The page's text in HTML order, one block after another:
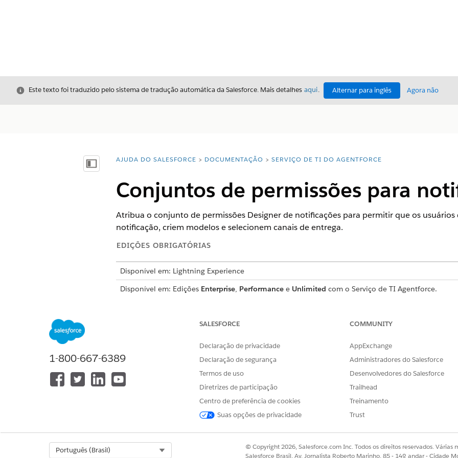
Fechar
Este texto foi traduzido pelo sistema de tradução automática da Salesforce. Mais detalhes aqui. Alternar para inglês Agora não
Mostrar índiceVocê está aqui:
AJUDA DO SALESFORCE DOCUMENTAÇÃO SERVIÇO DE TI DO AGENTFORCE
Conjuntos de permissões para
Atribua o conjunto de permissões Designer de notificações para permitir que os
notificação, criem modelos e selecionem canais de entrega.
EDIÇÕES OBRIGATÓRIAS
Disponível em: Lightning Experience
Disponível em: Edições Enterprise, Performancee Unlimited com o Serviço de TI Agentforce.
o que cada licença do conjunto de permissões oferece. Os conjuntos de permissões
usuários além de seus perfis de usuário, mas não podem remover o acesso.
Conjuntos de permissões para notificações
CONJUNTO DE PERMISSÕES
Designer de notificações
notificações, incluindo definição de
1-800-667-6389
SALESFORCE
Declaração de privacidade
Declaração de segurança
Termos de uso
Diretrizes de participação
Centro de preferência de cookies
Suas opções de privacidade
COMMUNITY
AppExchange
Administradores do Salesforce
Desenvolvedores do Salesforce
Trailhead
Treinamento
Trust
Português (Brasil)
© Copyright 2026, Salesforce.com Inc. Todos os direitos reservados. Várias
Salesforce Brasil, Av. Jornalista Roberto Marinho, 85 - 14º andar - Cidade